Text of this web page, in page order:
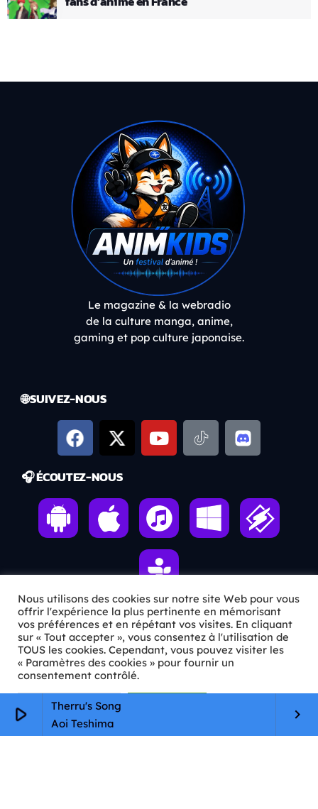
play_arrow
Therru's Song
Aoi Teshima
keyboard_arrow_right
Le magazine & la webradio
de la culture manga, anime,
gaming et pop culture japonaise.
🌐 SUIVEZ-NOUS
🎧 ÉCOUTEZ-NOUS
ℹ️ INFOS PRATIQUES
✉️Contact
🦊Qui sommes-nous ?
📄
Mentions légales
Nous utilisons des cookies sur notre site Web pour vous
offrir l'expérience la plus pertinente en mémorisant
vos préférences et en répétant vos visites. En cliquant
sur « Tout accepter », vous consentez à l'utilisation de
TOUS les cookies. Cependant, vous pouvez visiter les
« Paramètres des cookies » pour fournir un
consentement contrôlé.
Paramètres Cookie